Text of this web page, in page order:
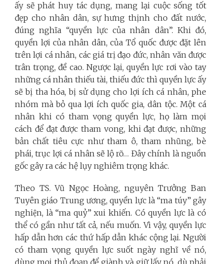
ấy sẽ phát huy tác dụng, mang lại cuộc sống tốt
đẹp cho nhân dân, sự hưng thịnh cho đất nước,
đúng nghĩa “quyền lực của nhân dân”. Khi đó,
quyền lợi của nhân dân, của Tổ quốc được đặt lên
trên lợi cá nhân, các giá trị đạo đức, nhân văn được
trân trọng, đề cao. Ngược lại, quyền lực rơi vào tay
những cá nhân thiếu tài, thiếu đức thì quyền lực ấy
sẽ bị tha hóa, bị sử dụng cho lợi ích cá nhân, phe
nhóm mà bỏ qua lợi ích quốc gia, dân tộc. Một cá
nhân khi có tham vọng quyền lực, họ làm mọi
cách để đạt được tham vong, khi đạt được, những
bản chất tiêu cực như tham ô, tham nhũng, bè
phái, trục lợi cá nhân sẽ lộ rõ… Đây chính là nguồn
gốc gây ra các hệ lụy nghiêm trọng khác.
Theo TS. Vũ Ngọc Hoàng, nguyên Trưởng Ban
Tuyên giáo Trung ương, quyền lực là “ma túy” gây
nghiện, là “ma quỷ” xui khiến. Có quyền lực là có
thể có gần như tất cả, nếu muốn. Vì vậy, quyền lực
hấp dẫn hơn các thứ hấp dẫn khác cộng lại. Người
có tham vọng quyền lực suốt ngày nghĩ về nó,